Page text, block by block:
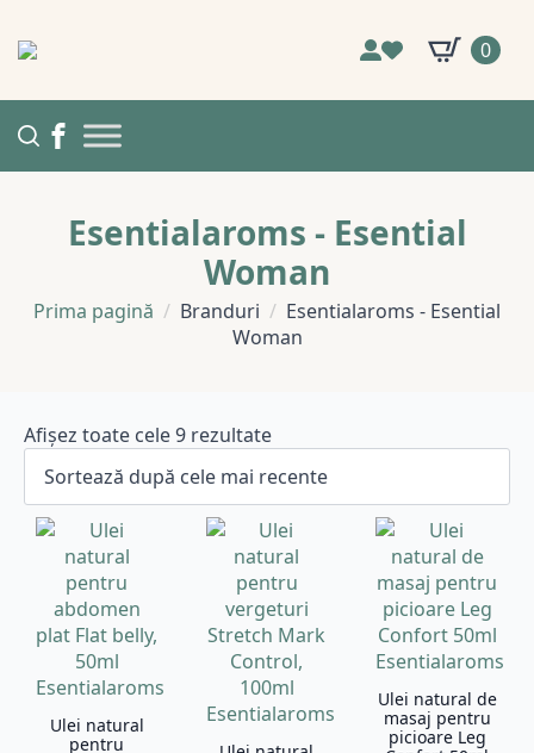
0
Esentialaroms - Esential
Woman
Prima pagină Branduri
Esentialaroms - Esential
Woman
Afișez toate cele 9 rezultateSortat
cele
mai
recente
Ulei natural
pentru
Ulei natural de
masaj pentru
picioare Leg